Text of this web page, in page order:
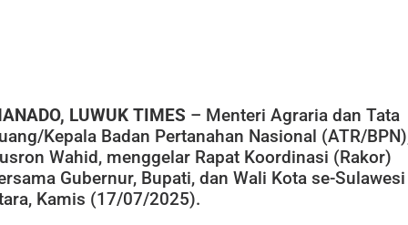
LUWUK TIMES – Menteri Agraria dan Tata
Kepala Badan Pertanahan Nasional (ATR/
Wahid, menggelar Rapat Koordinasi (Rakor)
Gubernur, Bupati, dan Wali Kota se-Sulawesi
Kamis (17/07/2025).